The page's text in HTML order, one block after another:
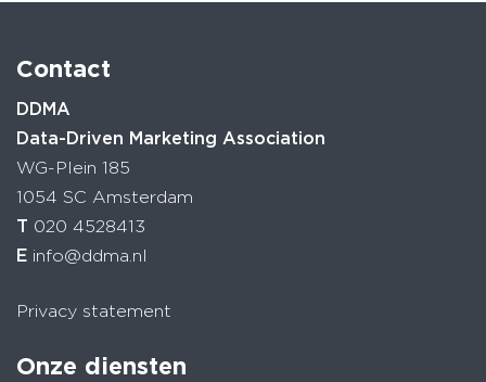
Contact
DDMA
Data-Driven Marketing Association
WG-Plein 185
1054 SC Amsterdam
T 020 4528413
E info@ddma.nl
Privacy statement
Onze diensten